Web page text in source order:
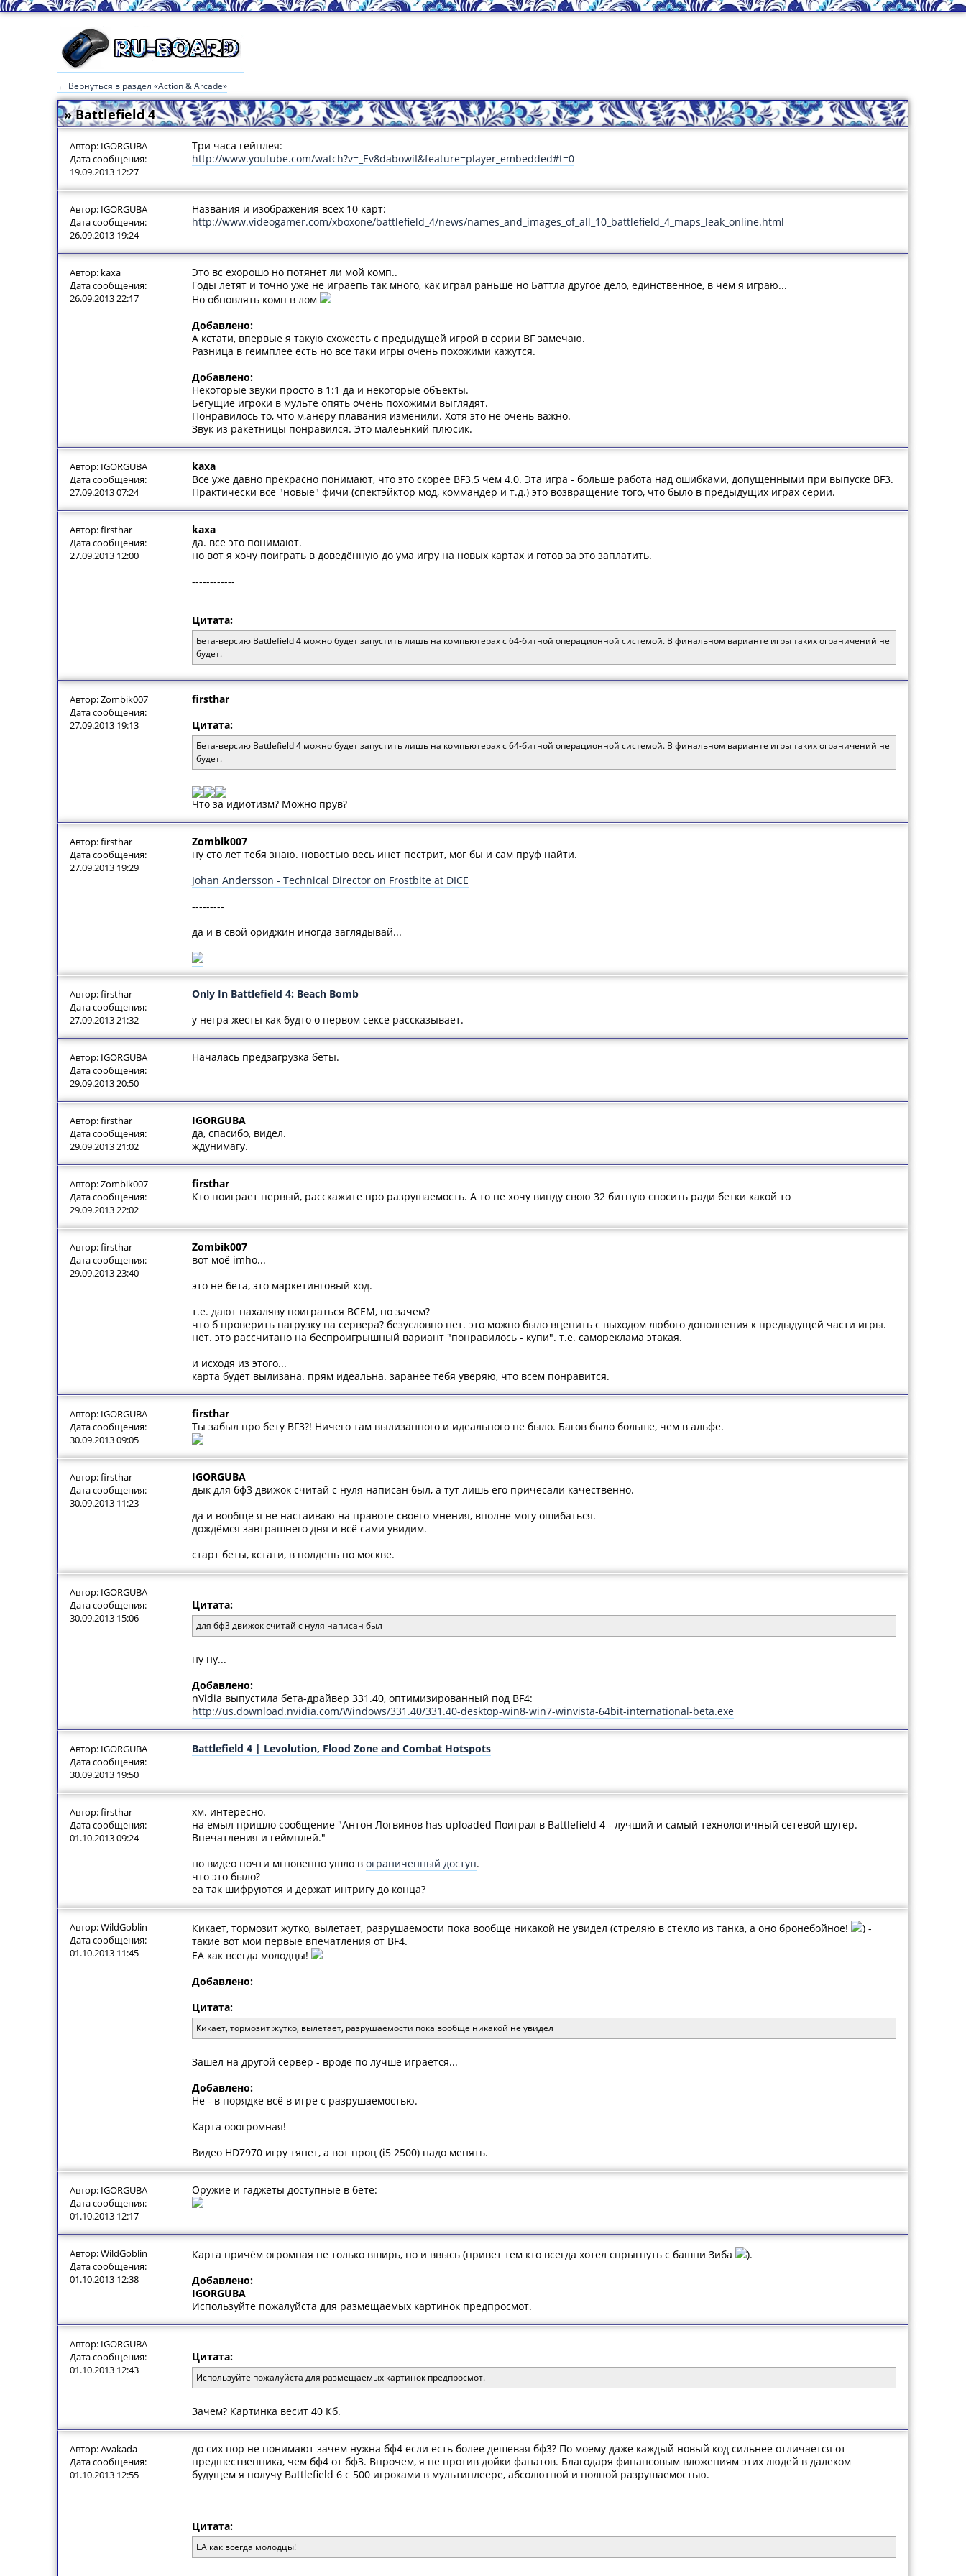
← Вернуться в раздел «Action & Arcade»
» Battlefield 4
Автор: IGORGUBA
Дата сообщения:
19.09.2013 12:27
Три часа гейплея:
http://www.youtube.com/watch?v=_Ev8dabowiI&feature=player_embedded#t=0
Автор: IGORGUBA
Дата сообщения:
26.09.2013 19:24
Названия и изображения всех 10 карт:
http://www.videogamer.com/xboxone/battlefield_4/news/names_and_images_of_all_10_battlefield_4_maps_leak_online.html
Автор: kaxa
Дата сообщения:
26.09.2013 22:17
Это вс ехорошо но потянет ли мой комп..
Годы летят и точно уже не играепь так много, как играл раньше но Баттла другое дело, единственное, в чем я играю...
Но обновлять комп в лом
Добавлено:
А кстати, впервые я такую схожесть с предыдущей игрой в серии BF замечаю.
Разница в геимплее есть но все таки игры очень похожими кажутся.
Добавлено:
Некоторые звуки просто в 1:1 да и некоторые объекты.
Бегущие игроки в мульте опять очень похожими выглядят.
Понравилось то, что м,анеру плавания изменили. Хотя это не очень важно.
Звук из ракетницы понравился. Это малеьнкий плюсик.
Автор: IGORGUBA
Дата сообщения:
27.09.2013 07:24
kaxa
Все уже давно прекрасно понимают, что это скорее BF3.5 чем 4.0. Эта игра - больше работа над ошибками, допущенными при выпуске BF3.
Практически все "новые" фичи (спектэйктор мод, коммандер и т.д.) это возвращение того, что было в предыдущих играх серии.
Автор: firsthar
Дата сообщения:
27.09.2013 12:00
kaxa
да. все это понимают.
но вот я хочу поиграть в доведённую до ума игру на новых картах и готов за это заплатить.
------------
Цитата:
Бета-версию Battlefield 4 можно будет запустить лишь на компьютерах с 64-битной операционной системой. В финальном варианте игры таких ограничений не
будет.
Автор: Zombik007
Дата сообщения:
27.09.2013 19:13
firsthar
Цитата:
Бета-версию Battlefield 4 можно будет запустить лишь на компьютерах с 64-битной операционной системой. В финальном варианте игры таких ограничений не
будет.
Что за идиотизм? Можно прув?
Автор: firsthar
Дата сообщения:
27.09.2013 19:29
Zombik007
ну сто лет тебя знаю. новостью весь инет пестрит, мог бы и сам пруф найти.
Johan Andersson - Technical Director on Frostbite at DICE
---------
да и в свой ориджин иногда заглядывай...
Автор: firsthar
Дата сообщения:
27.09.2013 21:32
Only In Battlefield 4: Beach Bomb
у негра жесты как будто о первом сексе рассказывает.
Автор: IGORGUBA
Дата сообщения:
29.09.2013 20:50
Началась предзагрузка беты.
Автор: firsthar
Дата сообщения:
29.09.2013 21:02
IGORGUBA
да, спасибо, видел.
ждунимагу.
Автор: Zombik007
Дата сообщения:
29.09.2013 22:02
firsthar
Кто поиграет первый, расскажите про разрушаемость. А то не хочу винду свою 32 битную сносить ради бетки какой то
Автор: firsthar
Дата сообщения:
29.09.2013 23:40
Zombik007
вот моё imho...
это не бета, это маркетинговый ход.
т.е. дают нахаляву поиграться ВСЕМ, но зачем?
что б проверить нагрузку на сервера? безусловно нет. это можно было вценить с выходом любого дополнения к предыдущей части игры.
нет. это рассчитано на беспроигрышный вариант "понравилось - купи". т.е. самореклама этакая.
и исходя из этого...
карта будет вылизана. прям идеальна. заранее тебя уверяю, что всем понравится.
Автор: IGORGUBA
Дата сообщения:
30.09.2013 09:05
firsthar
Ты забыл про бету BF3?! Ничего там вылизанного и идеального не было. Багов было больше, чем в альфе.
Автор: firsthar
Дата сообщения:
30.09.2013 11:23
IGORGUBA
дык для бф3 движок считай с нуля написан был, а тут лишь его причесали качественно.
да и вообще я не настаиваю на правоте своего мнения, вполне могу ошибаться.
дождёмся завтрашнего дня и всё сами увидим.
старт беты, кстати, в полдень по москве.
Автор: IGORGUBA
Дата сообщения:
30.09.2013 15:06
Цитата:
для бф3 движок считай с нуля написан был
ну ну...
Добавлено:
nVidia выпустила бета-драйвер 331.40, оптимизированный под BF4:
http://us.download.nvidia.com/Windows/331.40/331.40-desktop-win8-win7-winvista-64bit-international-beta.exe
Автор: IGORGUBA
Дата сообщения:
30.09.2013 19:50
Battlefield 4 | Levolution, Flood Zone and Combat Hotspots
Автор: firsthar
Дата сообщения:
01.10.2013 09:24
хм. интересно.
на емыл пришло сообщение "Антон Логвинов has uploaded Поиграл в Battlefield 4 - лучший и самый технологичный сетевой шутер.
Впечатления и геймплей."
но видео почти мгновенно ушло в ограниченный доступ.
что это было?
еа так шифруются и держат интригу до конца?
Автор: WildGoblin
Дата сообщения:
01.10.2013 11:45
Кикает, тормозит жутко, вылетает, разрушаемости пока вообще никакой не увидел (стреляю в стекло из танка, а оно бронебойное!
) -
такие вот мои первые впечатления от BF4.
EA как всегда молодцы!
Добавлено:
Цитата:
Кикает, тормозит жутко, вылетает, разрушаемости пока вообще никакой не увидел
Зашёл на другой сервер - вроде по лучше играется...
Добавлено:
Не - в порядке всё в игре с разрушаемостью.
Карта ооогромная!
Видео HD7970 игру тянет, а вот проц (i5 2500) надо менять.
Автор: IGORGUBA
Дата сообщения:
01.10.2013 12:17
Оружие и гаджеты доступные в бете:
Автор: WildGoblin
Дата сообщения:
01.10.2013 12:38
Карта причём огромная не только вширь, но и ввысь (привет тем кто всегда хотел спрыгнуть с башни Зиба
).
Добавлено:
IGORGUBA
Используйте пожалуйста для размещаемых картинок предпросмот.
Автор: IGORGUBA
Дата сообщения:
01.10.2013 12:43
Цитата:
Используйте пожалуйста для размещаемых картинок предпросмот.
Зачем? Картинка весит 40 Кб.
Автор: Avakada
Дата сообщения:
01.10.2013 12:55
до сих пор не понимают зачем нужна бф4 если есть более дешевая бф3? По моему даже каждый новый код сильнее отличается от
предшественника, чем бф4 от бф3. Впрочем, я не против дойки фанатов. Благодаря финансовым вложениям этих людей в далеком
будущем я получу Battlefield 6 с 500 игроками в мультиплеере, абсолютной и полной разрушаемостью.
Цитата:
EA как всегда молодцы!